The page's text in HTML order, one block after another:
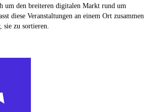
um den breiteren digitalen Markt rund um
diese Veranstaltungen an einem Ort zusammen
sie zu sortieren.